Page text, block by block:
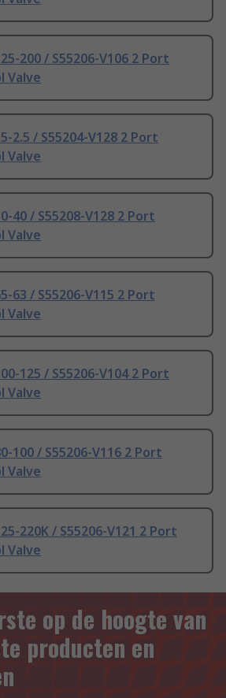
200 / S55206-V106 2 Port
Valve
2.5 / S55204-V128 2 Port
Valve
40 / S55208-V128 2 Port
Valve
63 / S55206-V115 2 Port
Valve
125 / S55206-V104 2 Port
Valve
100 / S55206-V116 2 Port
Valve
220K / S55206-V121 2 Port
Valve
op de hoogte van
producten en